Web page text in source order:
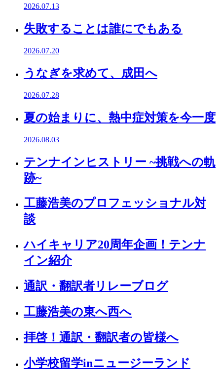
2026.07.13
失敗することは誰にでもある
2026.07.20
うなぎを求めて、成田へ
2026.07.28
夏の始まりに、熱中症対策を今一度
2026.08.03
テンナインヒストリー ~挑戦への軌
跡~
工藤浩美のプロフェッショナル対
談
ハイキャリア20周年企画！テンナ
イン紹介
通訳・翻訳者リレーブログ
工藤浩美の東へ西へ
拝啓！通訳・翻訳者の皆様へ
小学校留学inニュージーランド